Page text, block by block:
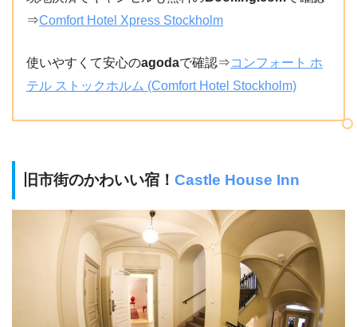
⇒Comfort Hotel Xpress Stockholm
使いやすくて安心のagodaで確認⇒コンフォート ホ
テル ストックホルム (Comfort Hotel Stockholm)
旧市街のかわいい宿！ Castle House Inn